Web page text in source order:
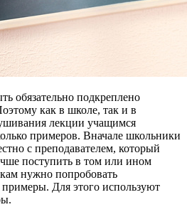
обязательно подкреплено
как в школе, так и в
лекции учащимся
примеров. Вначале школьники
с преподавателем, который
поступить в том или ином
нужно попробовать
примеры. Для этого используют